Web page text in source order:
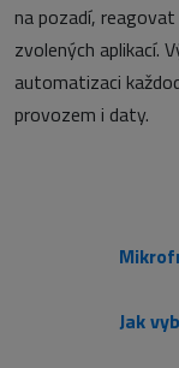
na pozadí,
zvolených aplikací.
automatizaci
provozem i daty.